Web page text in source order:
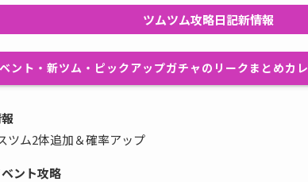
ツムツム攻略日記新情報
ント・新ツム・ピックアップガチャのリークまとめカ
ツム2体追加＆確率アップ
ント攻略